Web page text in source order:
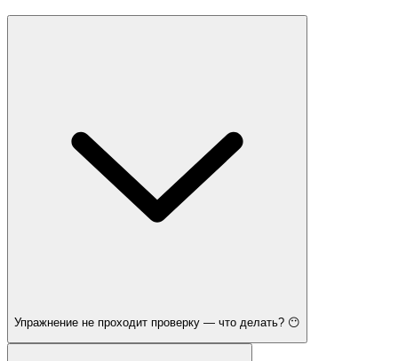
Упражнение не проходит проверку — что делать? 😶